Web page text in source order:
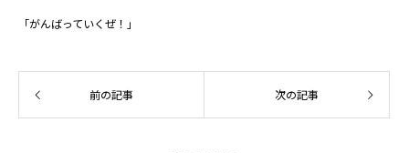
「がんばっていくぜ！」
前の記事 次の記事